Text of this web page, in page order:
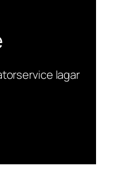
lagar